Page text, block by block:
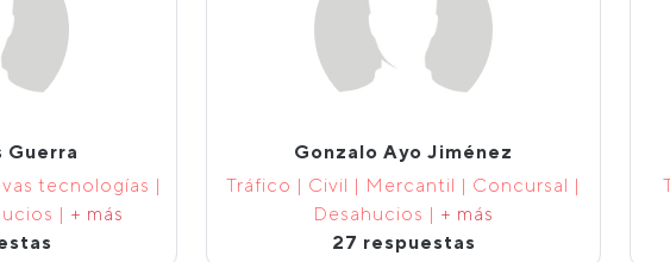
Guerra
tecnologías |
| + más
Gonzalo Ayo Jiménez
Tráfico | Civil | Mercantil | Concursal |
Desahucios | + más
27 respuestas